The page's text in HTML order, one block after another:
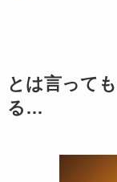
とは言って
る…